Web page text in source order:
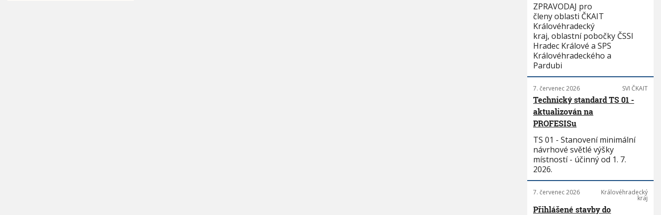
ZPRAVODAJ pro
členy oblasti ČKAIT
Královéhradecký
kraj, oblastní pobočky ČSSI
Hradec Králové a SPS
Královéhradeckého a
Pardubi
7. červenec 2026 SVI ČKAIT
Technický standard TS 01 -
aktualizován na
PROFESISu
TS 01 - Stanovení minimální
návrhové světlé výšky
místností - účinný od 1. 7.
2026.
7. červenec 2026 Královéhradecký
kraj
Přihlášené stavby do